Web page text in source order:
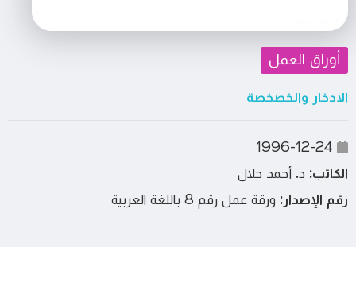
أوراق العمل
الادخار والخصخصة
الكاتب: د. أحمد جلال
رقم الإصدار: ورقة عمل رقم 8 باللغة العربية